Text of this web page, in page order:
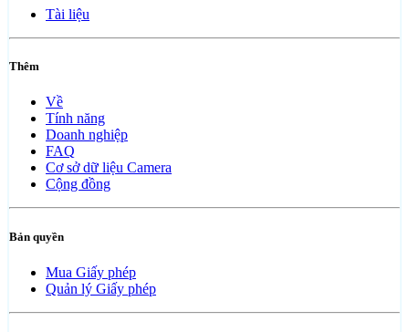
Tài liệu
Thêm
Về
Tính năng
Doanh nghiệp
FAQ
Cơ sở dữ liệu Camera
Cộng đồng
Bản quyền
Mua Giấy phép
Quản lý Giấy phép